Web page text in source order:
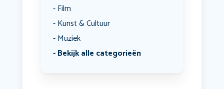
Film
Kunst & Cultuur
Muziek
Bekijk alle categorieën